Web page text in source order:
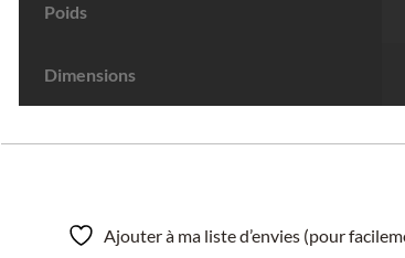
Poids
Dimensions
Ajouter à ma liste d’envies (pour